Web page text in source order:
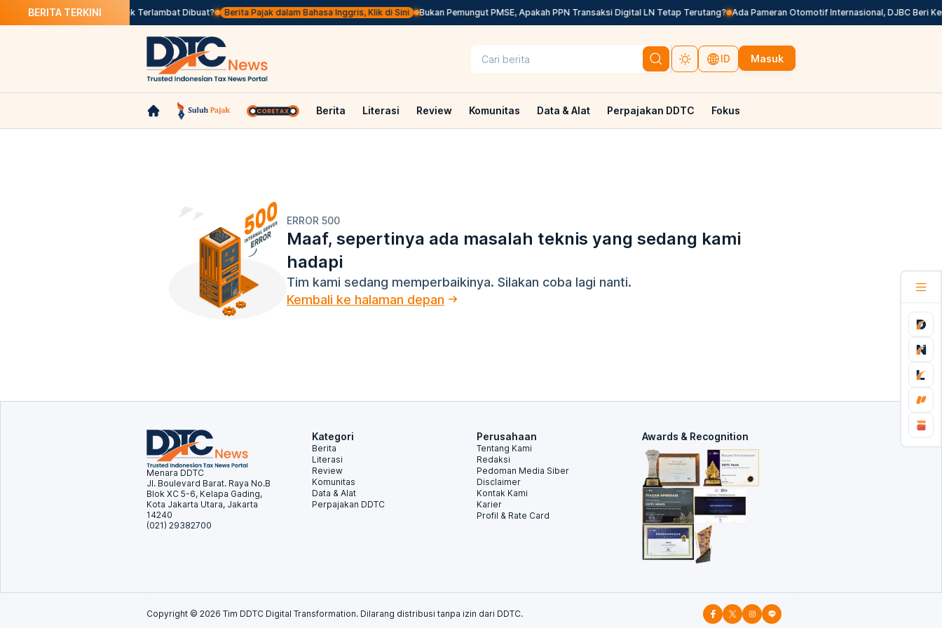
BERITA TERKINI
Seleksi Apa Itu Faktur Pajak Terlambat Dibuat? Berita Pajak dalam Bahasa Inggris, Klik di Sini Bukan Pemungut PMSE, Apakah PPN Transaksi Digital LN Tetap Terutang? Ada Pameran Otomotif Internasional, DJBC Beri
ID Masuk
Berita Literasi Review Komunitas Data & Alat Perpajakan DDTC Fokus
ERROR 500
Maaf, sepertinya ada masalah teknis yang sedang kami
hadapi
Tim kami sedang memperbaikinya. Silakan coba lagi nanti.
Kembali ke halaman depan
Menara DDTC
Jl. Boulevard Barat. Raya No.B
Blok XC 5-6, Kelapa Gading,
Kota Jakarta Utara, Jakarta
14240
(021) 29382700
Kategori
Berita
Literasi
Review
Komunitas
Data & Alat
Perpajakan DDTC
Perusahaan
Tentang Kami
Redaksi
Pedoman Media Siber
Disclaimer
Kontak Kami
Karier
Profil & Rate Card
Awards & Recognition
Copyright © 2026 Tim DDTC Digital Transformation. Dilarang distribusi tanpa izin dari DDTC.